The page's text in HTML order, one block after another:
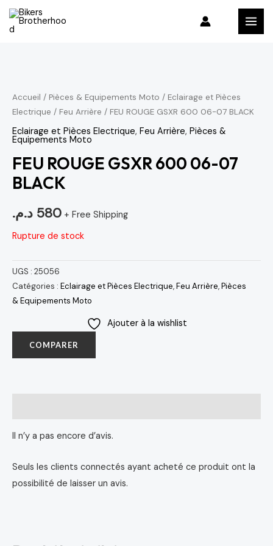
Aller
Accueil / Pièces & Equipements Moto / Eclairage et Pièces
Electrique / Feu Arrière / FEU ROUGE GSXR 600 06-07 BLACK
Eclairage et Pièces Electrique, Feu Arrière, Pièces &
Equipements Moto
FEU ROUGE GSXR 600 06-07
BLACK
580 د.م.
+ Free Shipping
Rupture de stock
UGS : 25056
Catégories : Eclairage et Pièces Electrique,Feu Arrière,Pièces
& Equipements Moto
Ajouter à la wishlist
COMPARER
Il n’y a pas encore d’avis.
Seuls les clients connectés ayant acheté ce produit ont la
possibilité de laisser un avis.